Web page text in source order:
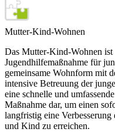
Mutter-Kind-Wohnen
Das Mutter-Kind-Wohnen ist
Jugendhilfemaßnahme für
gemeinsame Wohnform mit
intensive Betreuung der
eine schnelle und
Maßnahme dar, um einen
langfristig eine
und Kind zu erreichen.